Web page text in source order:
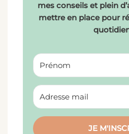
mes conseils et plein
mettre en place pour
JE